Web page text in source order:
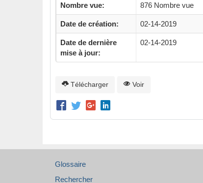
Nombre vue: 876 Nombre vue
Date de création: 02-14-2019
Date de dernière
mise à jour:
02-14-2019
Télécharger Voir
Glossaire
Rechercher